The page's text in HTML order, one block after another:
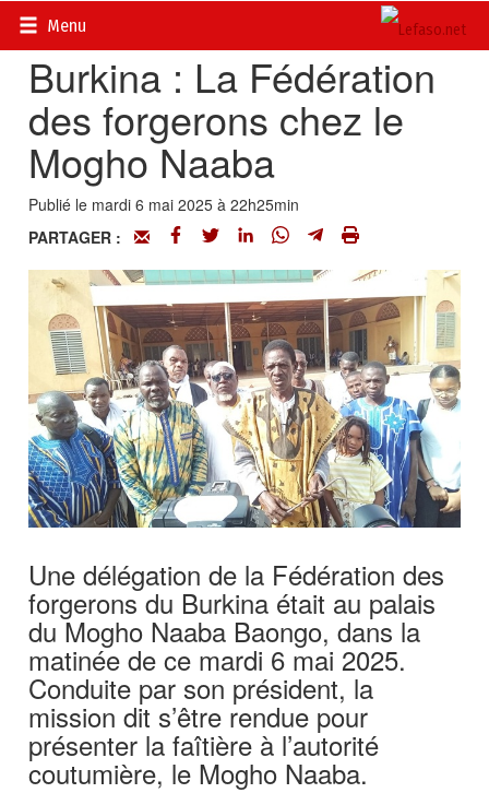
Menu
Accueil>
Burkina : La Fédération
des forgerons chez le
Mogho Naaba
Publié le mardi 6 mai 2025 à 22h25min
PARTAGER :
Une délégation de la Fédération des
forgerons du Burkina était au palais
du Mogho Naaba Baongo, dans la
matinée de ce mardi 6 mai 2025.
Conduite par son président, la
mission dit s’être rendue pour
présenter la faîtière à l’autorité
coutumière, le Mogho Naaba.